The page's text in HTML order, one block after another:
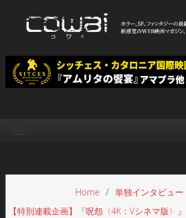
WEB映画マガジン
ワイ」
Home
単独インタビュー
【特別連載企画】『呪怨〈4K：Vシネマ版〉